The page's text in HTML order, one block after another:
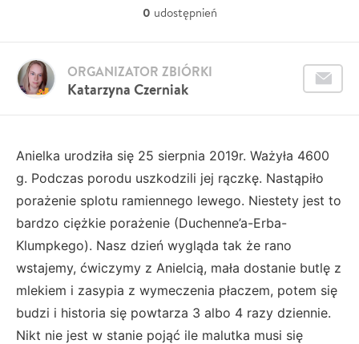
0 udostępnień
Katarzyna Czerniak
ORGANIZATOR ZBIÓRKI
Anielka urodziła się 25 sierpnia 2019r. Ważyła 4600
g. Podczas porodu uszkodzili jej rączkę. Nastąpiło
porażenie splotu ramiennego lewego. Niestety jest to
bardzo ciężkie porażenie (Duchenne’a-Erba-
Klumpkego). Nasz dzień wygląda tak że rano
wstajemy, ćwiczymy z Anielcią, mała dostanie butlę z
mlekiem i zasypia z wymeczenia płaczem, potem się
budzi i historia się powtarza 3 albo 4 razy dziennie.
Nikt nie jest w stanie pojąć ile malutka musi się